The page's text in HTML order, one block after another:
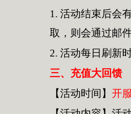
1. 活动结束后会
取，则会通过邮
2. 活动每日刷新
三、充值大回馈
【活动时间】 开